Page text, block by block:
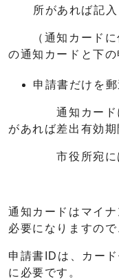
所があれば記入
（通知カードに
の通知カードと下
申請書だけを郵
通知カードに同
があれば差出有効
市役所宛には
通知カードはマイ
必要になりますの
申請書IDは、カー
に必要です。